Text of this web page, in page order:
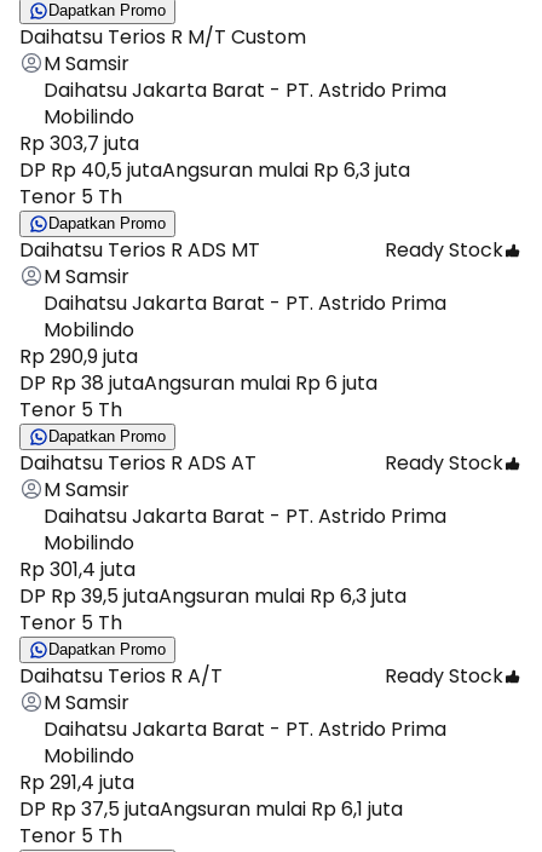
Dapatkan Promo
Daihatsu Terios R M/T Custom
M Samsir
Daihatsu Jakarta Barat - PT. Astrido Prima
Mobilindo
Rp 303,7 juta
DP Rp 40,5 jutaAngsuran mulai Rp 6,3 juta
Tenor 5 Th
Dapatkan Promo
Daihatsu Terios R ADS MT
Ready Stock
M Samsir
Daihatsu Jakarta Barat - PT. Astrido Prima
Mobilindo
Rp 290,9 juta
DP Rp 38 jutaAngsuran mulai Rp 6 juta
Tenor 5 Th
Dapatkan Promo
Daihatsu Terios R ADS AT
Ready Stock
M Samsir
Daihatsu Jakarta Barat - PT. Astrido Prima
Mobilindo
Rp 301,4 juta
DP Rp 39,5 jutaAngsuran mulai Rp 6,3 juta
Tenor 5 Th
Dapatkan Promo
Daihatsu Terios R A/T
Ready Stock
M Samsir
Daihatsu Jakarta Barat - PT. Astrido Prima
Mobilindo
Rp 291,4 juta
DP Rp 37,5 jutaAngsuran mulai Rp 6,1 juta
Tenor 5 Th